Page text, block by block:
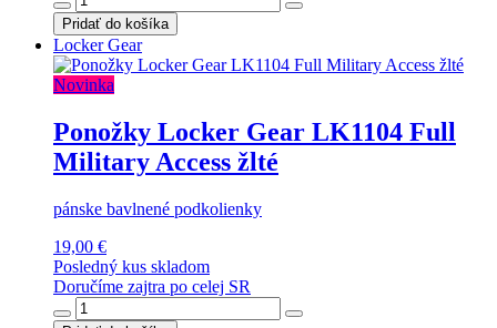
Pridať do košíka
Locker Gear
Novinka
Ponožky Locker Gear LK1104 Full
Military Access žlté
pánske bavlnené podkolienky
19,00 €
Posledný kus skladom
Doručíme zajtra po celej SR